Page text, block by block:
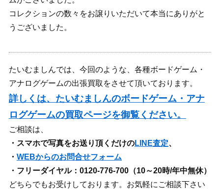
コレクションの数々をお譲りいただいて本当にありがと
うございました。
たいむましんでは、今回のような、各種ボードゲーム・
アナログゲームの出張買取をさせて頂いております。
詳しくは、たいむましんのボードゲーム・アナ
ログゲームの買取ページを御覧ください。
ご相談は、
・スマホで写真をお送り頂くだけのLINE査定、
・ WEBからのお問合せフォーム
・フリーダイヤル：0120-776-700（10～20時/年中無休）
どちらでもお受けしております。お気軽にご相談下さい